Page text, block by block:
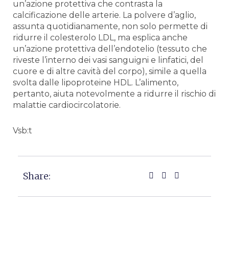
un’azione protettiva che contrasta la
calcificazione delle arterie. La polvere d’aglio,
assunta quotidianamente, non solo permette di
ridurre il colesterolo LDL, ma esplica anche
un’azione protettiva dell’endotelio (tessuto che
riveste l’interno dei vasi sanguigni e linfatici, del
cuore e di altre cavità del corpo), simile a quella
svolta dalle lipoproteine HDL. L’alimento,
pertanto, aiuta notevolmente a ridurre il rischio di
malattie cardiocircolatorie.
Vsb:t
Share: